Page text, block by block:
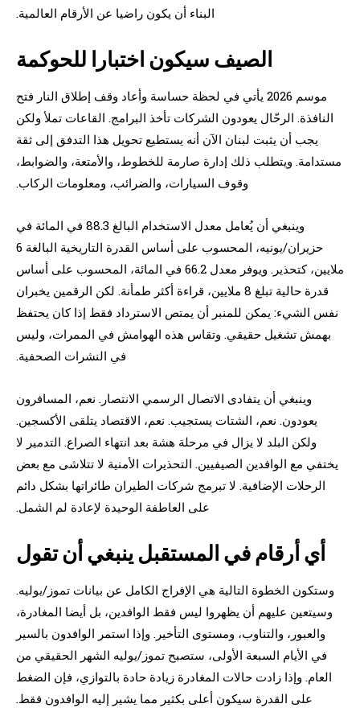
البناء أن يكون راضيا عن الأرقام العالمية.
الصيف سيكون اختبارا للحوكمة
موسم 2026 يأتي في لحظة حساسة وأعاد وقف إطلاق النار فتح
النافذة. الرحّال يعودون الشركات تأخذ البرامج. القاعات تملأ ولكن
يجب أن يثبت لبنان الآن أنه يستطيع تحويل هذا التدفق إلى ثقة
مستدامة. ويتطلب ذلك إدارة صارمة للخطوط، والأمتعة، والضوابط،
وقوف السيارات، والضرائب، ومعلومات الركاب.
وينبغي أن يُعامل معدل الاستخدام البالغ 88.3 في المائة في
حزيران/يونيه، المحسوب على أساس القدرة التاريخية البالغة 6
ملايين، كتحذير. ويوفر معدل 66.2 في المائة، المحسوب على أساس
قدرة حالية تبلغ 8 ملايين، قراءة أكثر طمأنة. لكن الرقمين يخبران
نفس الشيء: يمكن للمنبر أن يمتص الاسترداد فقط إذا كان يحتفظ
بهمش تشغيل حقيقي. وتقاس هذه الهوامش في الممرات، وليس
في النشرات الصحفية.
وينبغي أن يتفادى الاتصال الرسمي الانتصار. نعم، المسافرون
يعودون. نعم، الشتات يستجيب. نعم، الاقتصاد يتلقى الأكسجين.
ولكن البلد لا يزال في مرحلة هشة بعد انتهاء الصراع. التدمير لا
يختفي مع الوافدين الصيفيين. التحذيرات الأمنية لا تتلاشى مع بعض
الرحلات الإضافية. لا تبرمج شركات الطيران طائراتها بشكل دائم
على العاطفة الوحيدة لإعادة لم الشمل.
أي أرقام في المستقبل ينبغي أن تقول
وستكون الخطوة التالية هي الإفراج الكامل عن بيانات تموز/يوليه.
وسيتعين عليهم أن يظهروا ليس فقط الوافدين، بل أيضا المغادرة،
والعبور، والتناوب، ومستوى التأخير. وإذا استمر الوافدون بالسير
في الأيام السبعة الأولى، ستصبح تموز/يوليه الشهر الحقيقي من
العام. وإذا زادت حالات المغادرة زيادة حادة بالتوازي، فإن الضغط
على القدرة سيكون أعلى بكثير مما يشير إليه الوافدون فقط.